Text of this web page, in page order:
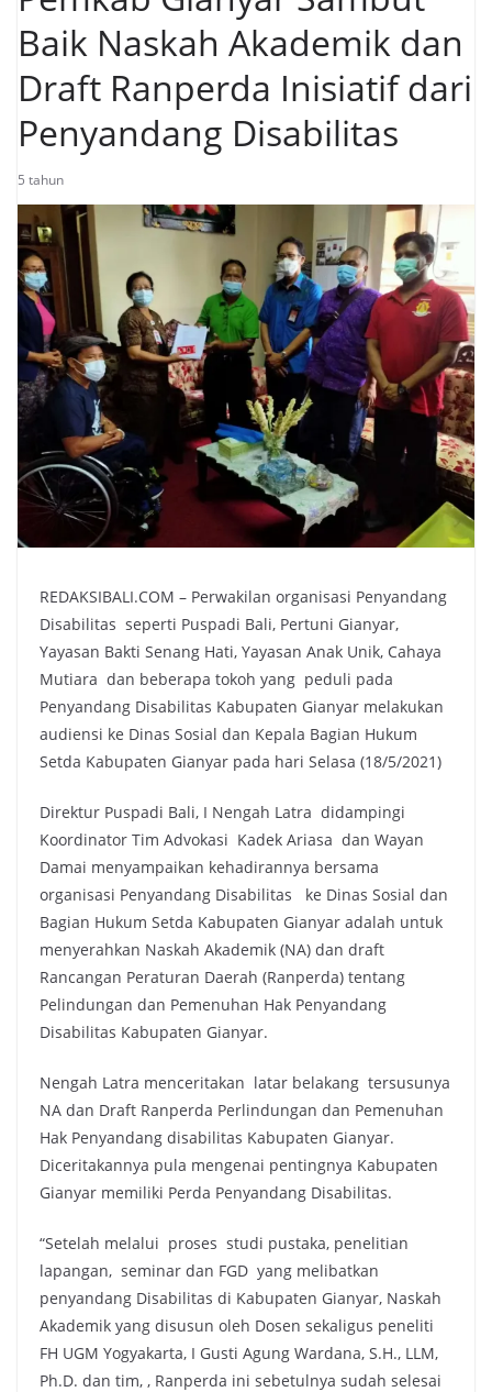
Baik Naskah Akademik dan
Draft Ranperda Inisiatif dari
Penyandang Disabilitas
5 tahun
REDAKSIBALI.COM – Perwakilan organisasi Penyandang
Disabilitas seperti Puspadi Bali, Pertuni Gianyar,
Yayasan Bakti Senang Hati, Yayasan Anak Unik, Cahaya
Mutiara dan beberapa tokoh yang peduli pada
Penyandang Disabilitas Kabupaten Gianyar melakukan
audiensi ke Dinas Sosial dan Kepala Bagian Hukum
Setda Kabupaten Gianyar pada hari Selasa (18/5/2021)
Direktur Puspadi Bali, I Nengah Latra didampingi
Koordinator Tim Advokasi Kadek Ariasa dan Wayan
Damai menyampaikan kehadirannya bersama
organisasi Penyandang Disabilitas ke Dinas Sosial dan
Bagian Hukum Setda Kabupaten Gianyar adalah untuk
menyerahkan Naskah Akademik (NA) dan draft
Rancangan Peraturan Daerah (Ranperda) tentang
Pelindungan dan Pemenuhan Hak Penyandang
Disabilitas Kabupaten Gianyar.
Nengah Latra menceritakan latar belakang tersusunya
NA dan Draft Ranperda Perlindungan dan Pemenuhan
Hak Penyandang disabilitas Kabupaten Gianyar.
Diceritakannya pula mengenai pentingnya Kabupaten
Gianyar memiliki Perda Penyandang Disabilitas.
“Setelah melalui proses studi pustaka, penelitian
lapangan, seminar dan FGD yang melibatkan
penyandang Disabilitas di Kabupaten Gianyar, Naskah
Akademik yang disusun oleh Dosen sekaligus peneliti
FH UGM Yogyakarta, I Gusti Agung Wardana, S.H., LLM,
Ph.D. dan tim, , Ranperda ini sebetulnya sudah selesai